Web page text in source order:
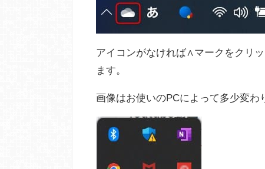
アイコンがなければ∧マークをクリ
ます。
画像はお使いのPCによって多少変わ